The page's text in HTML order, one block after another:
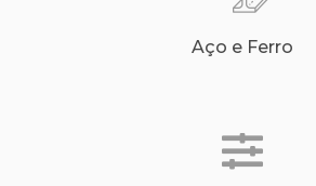
Aço e Ferro